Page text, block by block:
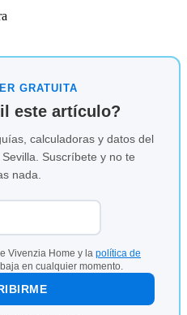
GRATUITA
este artículo?
calculadoras y datos del
Suscríbete y no te
nada.
Vivenzia Home y la política de
en cualquier momento.